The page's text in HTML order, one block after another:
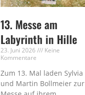
13. Messe am
Labyrinth in Hille
23. Juni 2026
Keine
Kommentare
Zum 13. Mal laden Sylvia
und Martin Bollmeier zur